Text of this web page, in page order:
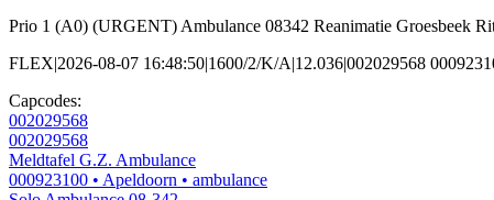
Prio 1 (A0) (URGENT) Ambulance 08342 Reanimatie Groesbeek
FLEX|2026-08-07 16:48:50|1600/2/K/A|12.036|002029568
Capcodes:
002029568
002029568
Meldtafel G.Z. Ambulance
000923100 • Apeldoorn • ambulance